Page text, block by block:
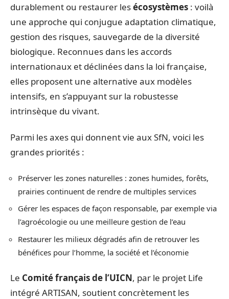
durablement ou restaurer lesécosystèmes : voilà
une approche qui conjugue adaptation climatique,
gestion des risques, sauvegarde de la diversité
biologique. Reconnues dans les accords
internationaux et déclinées dans la loi française,
elles proposent une alternative aux modèles
intensifs, en s’appuyant sur la robustesse
intrinsèque du vivant.
Parmi les axes qui donnent vie aux SfN, voici les
grandes priorités :
Préserver les zones naturelles : zones humides, forêts,
prairies continuent de rendre de multiples services
Gérer les espaces de façon responsable, par exemple via
l’agroécologie ou une meilleure gestion de l’eau
Restaurer les milieux dégradés afin de retrouver les
bénéfices pour l’homme, la société et l’économie
Le Comité français de l’UICN, par le projet Life
intégré ARTISAN, soutient concrètement les